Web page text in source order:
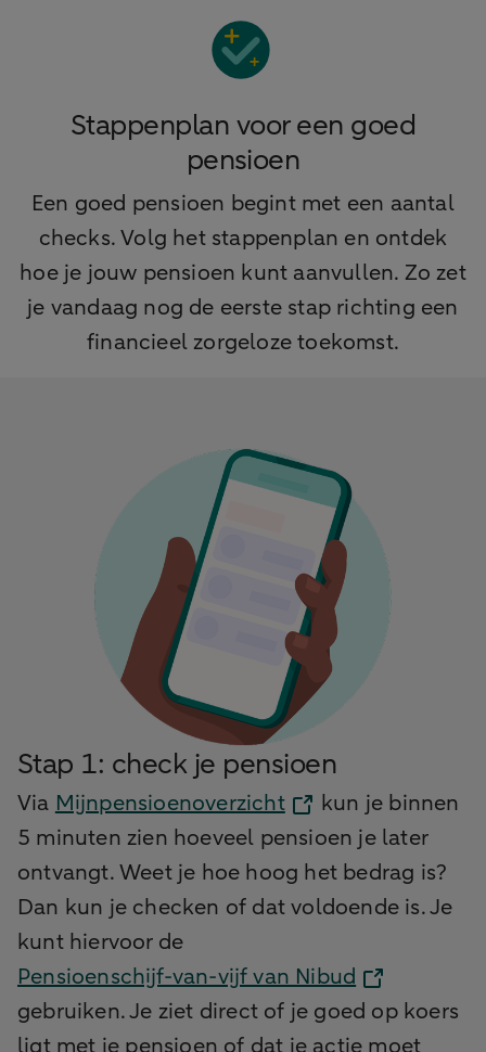
Stappenplan voor een goed
pensioen
Een goed pensioen begint met een aantal
checks. Volg het stappenplan en ontdek
hoe je jouw pensioen kunt aanvullen. Zo zet
je vandaag nog de eerste stap richting een
financieel zorgeloze toekomst.
Stap 1: check je pensioen
Via Mijnpensioenoverzicht
kun je binnen
5 minuten zien hoeveel pensioen je later
ontvangt. Weet je hoe hoog het bedrag is?
Dan kun je checken of dat voldoende is. Je
kunt hiervoor de
Pensioenschijf-van-vijf van Nibud
gebruiken. Je ziet direct of je goed op koers
ligt met je pensioen of dat je actie moet